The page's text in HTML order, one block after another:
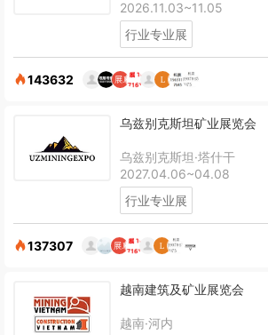
2026.11.03~11.05
行业专业展
143632
乌兹别克斯坦矿业展览会
乌兹别克斯坦·塔什干
2027.04.06~04.08
行业专业展
137307
越南建筑及矿业展览会
越南·河内